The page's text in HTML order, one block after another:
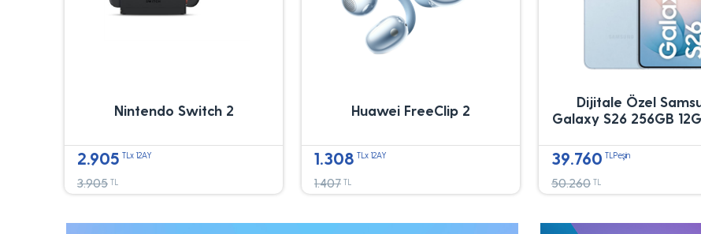
Nintendo Switch 2
2.905 TLx 12AY
3.905 TL
Huawei FreeClip 2
1.308 TLx 12AY
1.407 TL
Dijitale Özel
Galaxy S26 256GB
39.760 TLPeşin
50.260 TL